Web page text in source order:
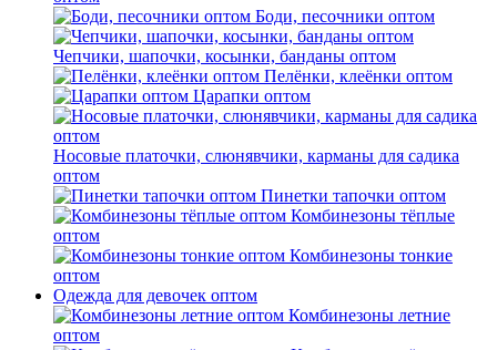
Боди, песочники оптом
Чепчики, шапочки, косынки, банданы оптом
Пелёнки, клеёнки оптом
Царапки оптом
Носовые платочки, слюнявчики, карманы для садика
оптом
Пинетки тапочки оптом
Комбинезоны тёплые
оптом
Комбинезоны тонкие
оптом
Одежда для девочек оптом
Комбинезоны летние
оптом